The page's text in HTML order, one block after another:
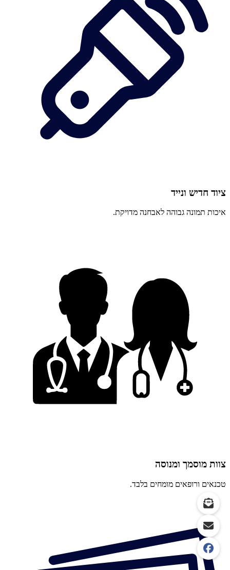
ציוד חדיש ונייד
איכות תמונה גבוהה לאבחנה מדויקת.
צוות מוסמך ומנוסה
טכנאים ורופאים מומחים בלבד.